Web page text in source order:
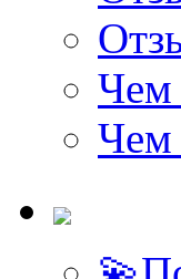
Чем
Чем